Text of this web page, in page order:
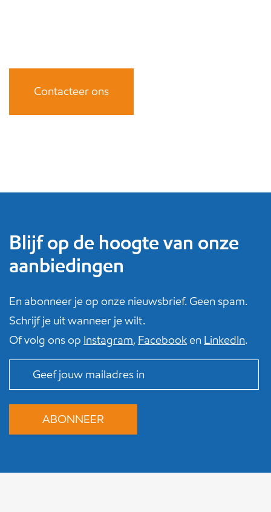
Contacteer ons
Blijf op de hoogte van onze
aanbiedingen
En abonneer je op onze nieuwsbrief. Geen spam.
Schrijf je uit wanneer je wilt.
Of volg ons op Instagram, Facebooken LinkedIn.